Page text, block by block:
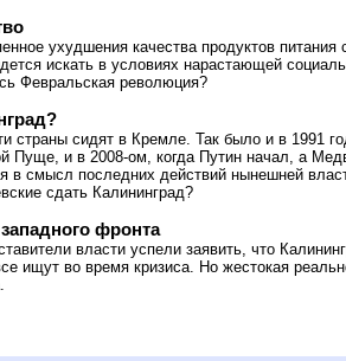
ухудшения качества продуктов питания
искать в условиях нарастающей
Февральская революция?
страны сидят в Кремле. Так было и в 1991
Пуще, и в 2008-ом, когда Путин начал, а
в смысл последних действий нынешней
сдать Калининград?
фронта
власти успели заявить, что
ищут во время кризиса. Но жестокая